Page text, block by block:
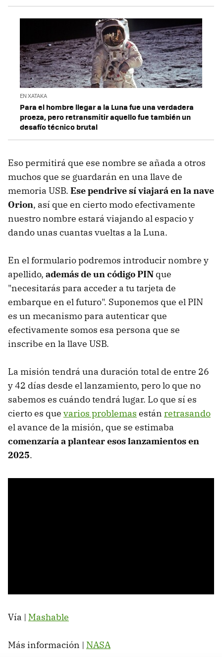
EN XATAKA
Para el hombre llegar a la Luna fue una verdadera
proeza, pero retransmitir aquello fue también un
desafío técnico brutal
Eso permitirá que ese nombre se añada a otros
muchos que se guardarán en una llave de
memoria USB. Ese pendrive sí viajará en la nave
Orion, así que en cierto modo efectivamente
nuestro nombre estará viajando al espacio y
dando unas cuantas vueltas a la Luna.
En el formulario podremos introducir nombre y
apellido, además de un código PIN que
"necesitarás para acceder a tu tarjeta de
embarque en el futuro". Suponemos que el PIN
es un mecanismo para autenticar que
efectivamente somos esa persona que se
inscribe en la llave USB.
La misión tendrá una duración total de entre 26
y 42 días desde el lanzamiento, pero lo que no
sabemos es cuándo tendrá lugar. Lo que sí es
cierto es que varios problemas están retrasando
el avance de la misión, que se estimaba
comenzaría a plantear esos lanzamientos en
2025.
Vía | Mashable
Más información | NASA